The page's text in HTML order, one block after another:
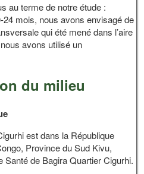
terme de notre étude :
mois, nous avons envisagé de
qui été mené dans l’aire
avons utilisé un
du milieu
est dans la République
Province du Sud Kivu,
de Bagira Quartier Cigurhi.